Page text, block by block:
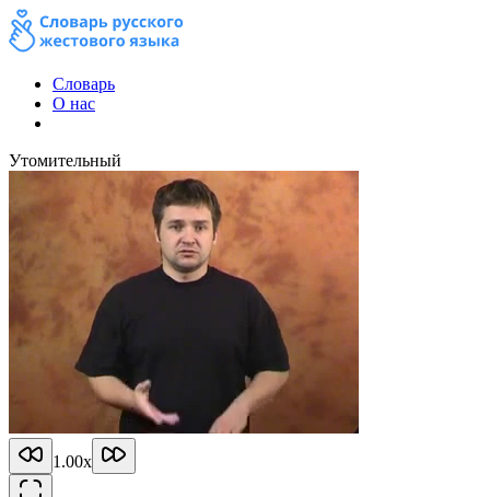
Словарь
О нас
Утомительный
1.00x